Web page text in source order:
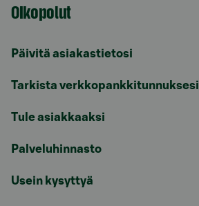
Oikopolut
Päivitä asiakastietosi
Tarkista verkkopankkitunnuksesi
Tule asiakkaaksi
Palveluhinnasto
Usein kysyttyä